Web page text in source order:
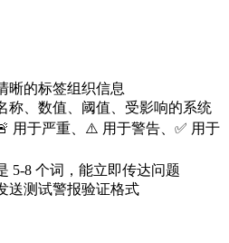
晰的标签组织信息
称、数值、阈值、受影响的系统
用于严重、⚠️ 用于警告、✅ 用于
5-8 个词，能立即传达问题
送测试警报验证格式